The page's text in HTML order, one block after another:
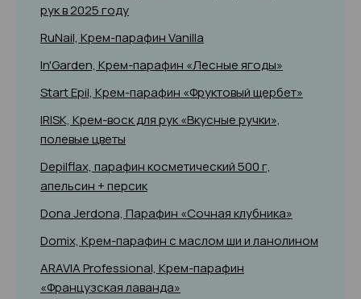
рук в 2025 году
RuNail, Крем-парафин Vanilla
In'Garden, Крем-парафин «Лесные ягоды»
Start Epil, Крем-парафин «Фруктовый щербет»
IRISK, Крем-воск для рук «Вкусные ручки»,
полевые цветы
Depilflax, парафин косметический 500 г,
апельсин + персик
Dona Jerdona, Парафин «Сочная клубника»
Domix, Крем-парафин с маслом ши и ланолином
ARAVIA Professional, Крем-парафин
«Французская лаванда»